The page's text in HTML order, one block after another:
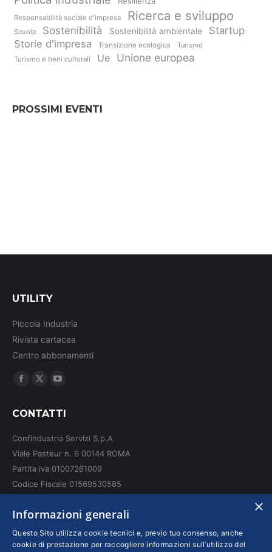
Responsabilità sociale d'impresa Ricerca e sviluppo
Scuola Sostenibilità Sostenibilità ambientale
Startup
Storie d'impresa
Transizione ecologica
Turismo
Turismo e beni culturali
Ue Unione europea
PROSSIMI EVENTI
UTILITY
Piccola Industria
Rivista cartacea
Centro abbonamenti
Ci puoi trovare su:
Facebook
opens
new
window
X
opens
window
opens
window
CONTATTI
Confindustria Servizi S.p.A
Viale Pasteur n. 6 00144 ROMA
Partita iva 01007261009
Codice Fiscale 01569530585
INFO LEGALI
×
Informazioni generali
Questo Sito utilizza cookie tecnici e, previo tuo consenso, anche
cookie di prestazione per raccogliere informazioni sull’utilizzo del